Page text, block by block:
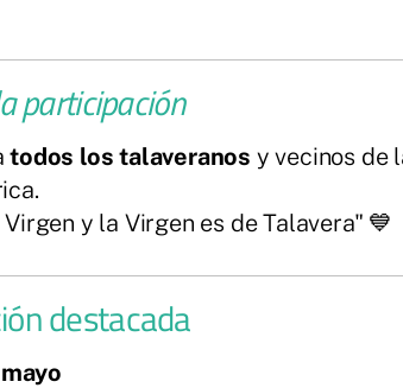
participación
todos los talaveranos y vecinos de
y la Virgen es de Talavera" 💙
destacada